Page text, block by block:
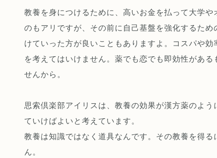
教養を身につけるために、高いお金を払って大学
のもアリですが、その前に自己基盤を強化するた
けていった方が良いこともありますよ。コスパや
を考えてはいけません。薬でも恋でも即効性があ
せんから。
思索倶楽部アイリスは、教養の効果が漢方薬のよ
ていけばよいと考えています。
教養は知識ではなく道具なんです。その教養を得
ん。